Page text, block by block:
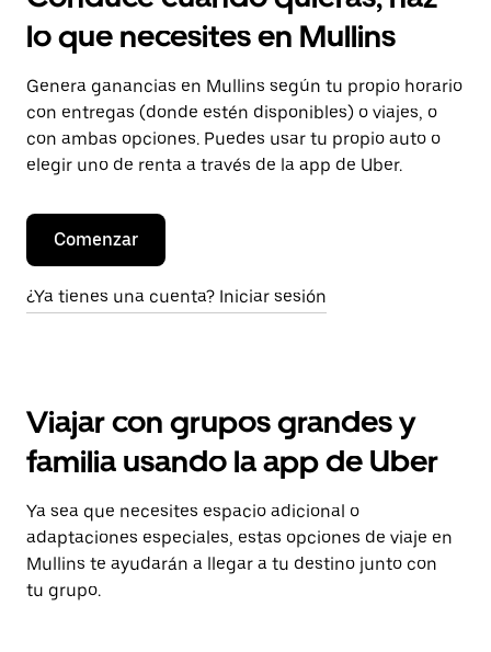
lo que necesites en Mullins
Genera ganancias en Mullins según tu propio horario
con entregas (donde estén disponibles) o viajes, o
con ambas opciones. Puedes usar tu propio auto o
elegir uno de renta a través de la app de Uber.
Comenzar
¿Ya tienes una cuenta? Iniciar sesión
Viajar con grupos grandes y
familia usando la app de Uber
Ya sea que necesites espacio adicional o
adaptaciones especiales, estas opciones de viaje en
Mullins te ayudarán a llegar a tu destino junto con
tu grupo.